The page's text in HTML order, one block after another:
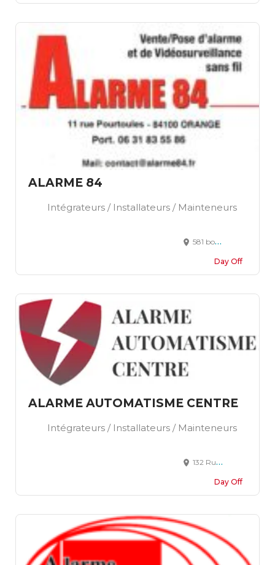
ALARME 84
Intégrateurs / Installateurs / Mainteneurs
581 boulevard Edouard Daladier 84100 Orange
Day Off
ALARME AUTOMATISME CENTRE
Intégrateurs / Installateurs / Mainteneurs
132 Rue de Paris 45520 Chevilly
Day Off